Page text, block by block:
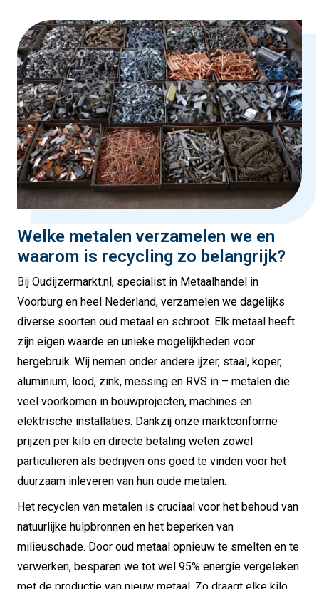
Welke metalen verzamelen we en
waarom is recycling zo belangrijk?
Bij Oudijzermarkt.nl, specialist in Metaalhandel in
Voorburg en heel Nederland, verzamelen we dagelijks
diverse soorten oud metaal en schroot. Elk metaal heeft
zijn eigen waarde en unieke mogelijkheden voor
hergebruik. Wij nemen onder andere ijzer, staal, koper,
aluminium, lood, zink, messing en RVS in – metalen die
veel voorkomen in bouwprojecten, machines en
elektrische installaties. Dankzij onze marktconforme
prijzen per kilo en directe betaling weten zowel
particulieren als bedrijven ons goed te vinden voor het
duurzaam inleveren van hun oude metalen.
Het recyclen van metalen is cruciaal voor het behoud van
natuurlijke hulpbronnen en het beperken van
milieuschade. Door oud metaal opnieuw te smelten en te
verwerken, besparen we tot wel 95% energie vergeleken
met de productie van nieuw metaal. Zo draagt elke kilo